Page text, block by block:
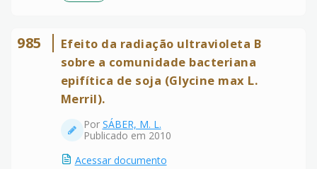
985
Efeito da radiação ultravioleta B
sobre a comunidade bacteriana
epifítica de soja (Glycine max L.
Merril).
Por SÁBER, M. L.
Publicado em 2010
Acessar documento